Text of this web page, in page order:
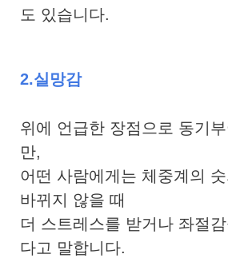
도 있습니다.
2.실망감
위에 언급한 장점으로 동기
만,
어떤 사람에게는 체중계의
바뀌지 않을 때
더 스트레스를 받거나 좌절
다고 말합니다.